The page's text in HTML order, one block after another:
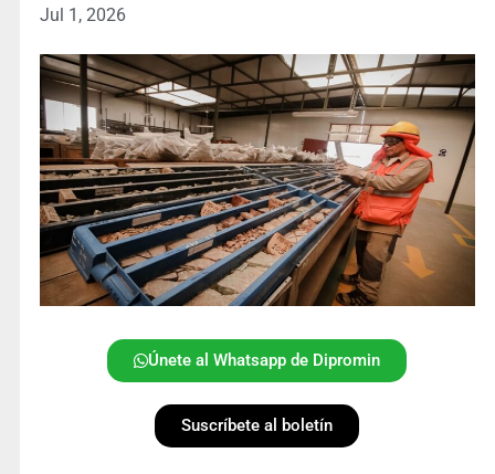
Jul 1, 2026
Únete al Whatsapp de Dipromin
Suscríbete al boletín